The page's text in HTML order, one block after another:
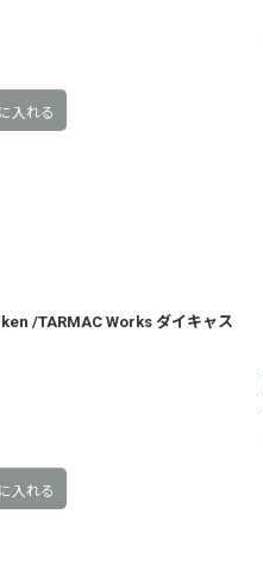
入れる
/TARMAC Works ダイキャス
入れる